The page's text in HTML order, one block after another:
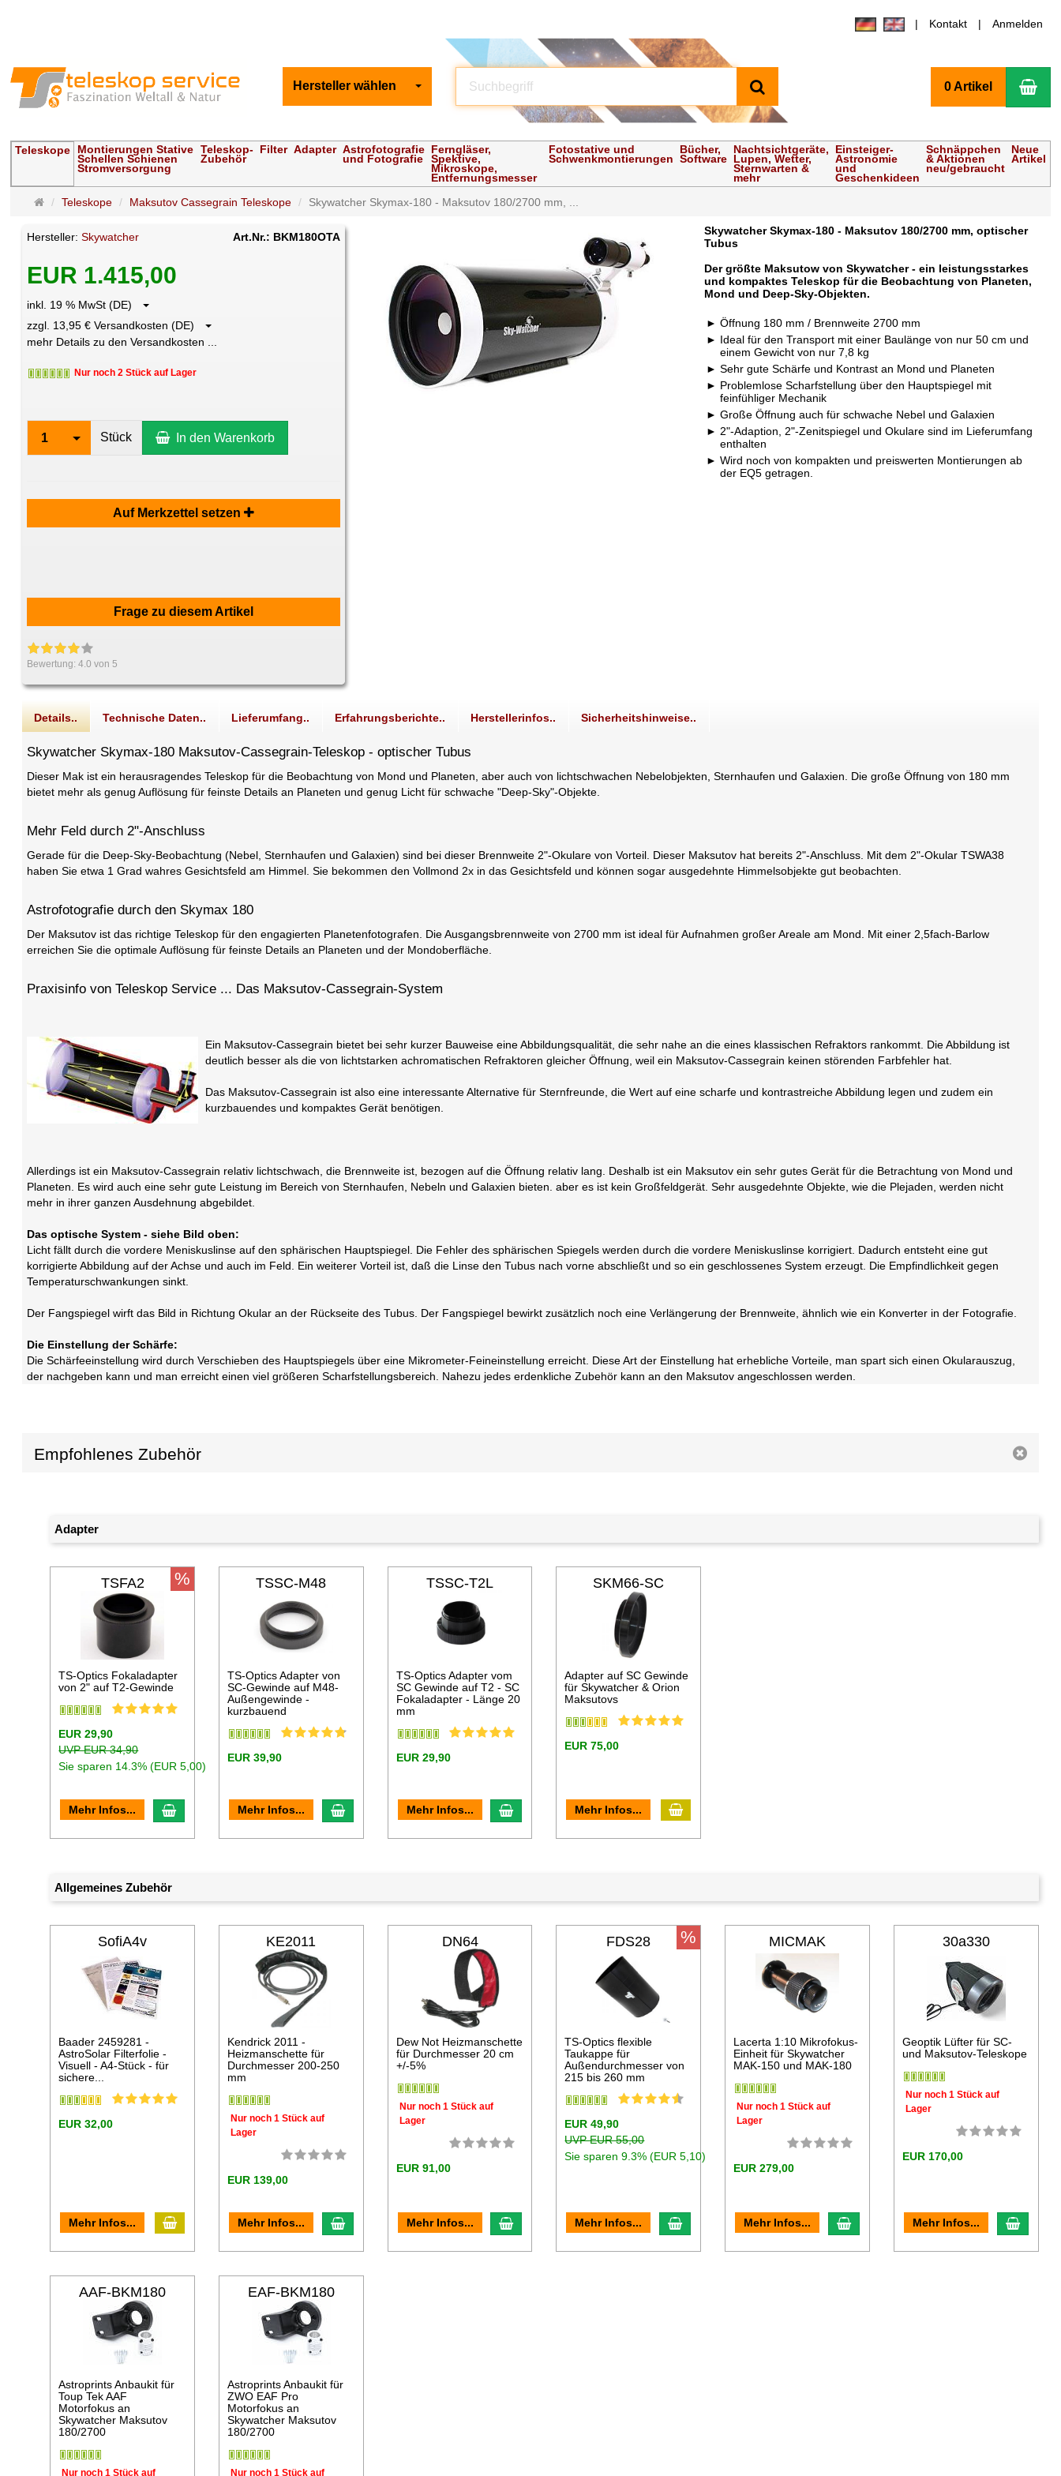
Kontakt Anmelden
Hersteller wählen 0 Artikel
Teleskope Montierungen Stative
Schellen Schienen
Stromversorgung
Teleskop-
Zubehör
Filter Adapter Astrofotografie
und Fotografie
Ferngläser,
Spektive,
Mikroskope,
Entfernungsmesser
Fotostative und
Schwenkmontierungen
Bücher,
Software
Nachtsichtgeräte,
Lupen, Wetter,
Sternwarten &
mehr
Einsteiger-
Astronomie
und
Geschenkideen
Schnäppchen
& Aktionen
neu/gebraucht
Neue
Artikel
Startseite
Teleskope Maksutov Cassegrain Teleskope Skywatcher Skymax-180 - Maksutov 180/2700 mm, ...
Hersteller:Skywatcher Art.Nr.: BKM180OTA
EUR 1.415,00
inkl. 19 % MwSt (DE)
zzgl. 13,95 € Versandkosten (DE)
mehr Details zu den Versandkosten ...
Nur noch 2 Stück auf Lager
1 Stück In den Warenkorb
Auf Merkzettel setzen
Frage zu diesem Artikel
Bewertung:4.0 von 5
Skywatcher Skymax-180 - Maksutov 180/2700 mm, optischer
Tubus
Der größte Maksutow von Skywatcher - ein leistungsstarkes
und kompaktes Teleskop für die Beobachtung von Planeten,
Mond und Deep-Sky-Objekten.
Öffnung 180 mm / Brennweite 2700 mm
Ideal für den Transport mit einer Baulänge von nur 50 cm und
einem Gewicht von nur 7,8 kg
Sehr gute Schärfe und Kontrast an Mond und Planeten
Problemlose Scharfstellung über den Hauptspiegel mit
feinfühliger Mechanik
Große Öffnung auch für schwache Nebel und Galaxien
2"-Adaption, 2"-Zenitspiegel und Okulare sind im Lieferumfang
enthalten
Wird noch von kompakten und preiswerten Montierungen ab
der EQ5 getragen.
Details.. Technische Daten.. Lieferumfang.. Erfahrungsberichte.. Herstellerinfos.. Sicherheitshinweise..
Skywatcher Skymax-180 Maksutov-Cassegrain-Teleskop - optischer Tubus
Dieser Mak ist ein herausragendes Teleskop für die Beobachtung von Mond und Planeten, aber auch von lichtschwachen Nebelobjekten, Sternhaufen und Galaxien. Die große Öffnung von 180 mm
bietet mehr als genug Auflösung für feinste Details an Planeten und genug Licht für schwache "Deep-Sky"-Objekte.
Mehr Feld durch 2"-Anschluss
Gerade für die Deep-Sky-Beobachtung (Nebel, Sternhaufen und Galaxien) sind bei dieser Brennweite 2"-Okulare von Vorteil. Dieser Maksutov hat bereits 2"-Anschluss. Mit dem 2"-Okular TSWA38
haben Sie etwa 1 Grad wahres Gesichtsfeld am Himmel. Sie bekommen den Vollmond 2x in das Gesichtsfeld und können sogar ausgedehnte Himmelsobjekte gut beobachten.
Astrofotografie durch den Skymax 180
Der Maksutov ist das richtige Teleskop für den engagierten Planetenfotografen. Die Ausgangsbrennweite von 2700 mm ist ideal für Aufnahmen großer Areale am Mond. Mit einer 2,5fach-Barlow
erreichen Sie die optimale Auflösung für feinste Details an Planeten und der Mondoberfläche.
Praxisinfo von Teleskop Service ... Das Maksutov-Cassegrain-System
Ein Maksutov-Cassegrain bietet bei sehr kurzer Bauweise eine Abbildungsqualität, die sehr nahe an die eines klassischen Refraktors rankommt. Die Abbildung ist
deutlich besser als die von lichtstarken achromatischen Refraktoren gleicher Öffnung, weil ein Maksutov-Cassegrain keinen störenden Farbfehler hat.
Das Maksutov-Cassegrain ist also eine interessante Alternative für Sternfreunde, die Wert auf eine scharfe und kontrastreiche Abbildung legen und zudem ein
kurzbauendes und kompaktes Gerät benötigen.
Allerdings ist ein Maksutov-Cassegrain relativ lichtschwach, die Brennweite ist, bezogen auf die Öffnung relativ lang. Deshalb ist ein Maksutov ein sehr gutes Gerät für die Betrachtung von Mond und
Planeten. Es wird auch eine sehr gute Leistung im Bereich von Sternhaufen, Nebeln und Galaxien bieten. aber es ist kein Großfeldgerät. Sehr ausgedehnte Objekte, wie die Plejaden, werden nicht
mehr in ihrer ganzen Ausdehnung abgebildet.
Das optische System - siehe Bild oben:
Licht fällt durch die vordere Meniskuslinse auf den sphärischen Hauptspiegel. Die Fehler des sphärischen Spiegels werden durch die vordere Meniskuslinse korrigiert. Dadurch entsteht eine gut
korrigierte Abbildung auf der Achse und auch im Feld. Ein weiterer Vorteil ist, daß die Linse den Tubus nach vorne abschließt und so ein geschlossenes System erzeugt. Die Empfindlichkeit gegen
Temperaturschwankungen sinkt.
Der Fangspiegel wirft das Bild in Richtung Okular an der Rückseite des Tubus. Der Fangspiegel bewirkt zusätzlich noch eine Verlängerung der Brennweite, ähnlich wie ein Konverter in der Fotografie.
Die Einstellung der Schärfe:
Die Schärfeeinstellung wird durch Verschieben des Hauptspiegels über eine Mikrometer-Feineinstellung erreicht. Diese Art der Einstellung hat erhebliche Vorteile, man spart sich einen Okularauszug,
der nachgeben kann und man erreicht einen viel größeren Scharfstellungsbereich. Nahezu jedes erdenkliche Zubehör kann an den Maksutov angeschlossen werden.
Empfohlenes Zubehör
Adapter
TSFA2
TS-Optics Fokaladapter
von 2" auf T2-Gewinde
EUR 29,90
UVP EUR 34,90
Sie sparen 14.3% (EUR 5,00)
Mehr Infos... In den Warenkorb
% TSSC-M48
TS-Optics Adapter von
SC-Gewinde auf M48-
Außengewinde -
kurzbauend
EUR 39,90
Mehr Infos... In den Warenkorb
TSSC-T2L
TS-Optics Adapter vom
SC Gewinde auf T2 - SC
Fokaladapter - Länge 20
mm
EUR 29,90
Mehr Infos... In den Warenkorb
SKM66-SC
Adapter auf SC Gewinde
für Skywatcher & Orion
Maksutovs
EUR 75,00
Mehr Infos... In den Warenkorb
Allgemeines Zubehör
SofiA4v
Baader 2459281 -
AstroSolar Filterfolie -
Visuell - A4-Stück - für
sichere...
EUR 32,00
Mehr Infos... In den Warenkorb
KE2011
Kendrick 2011 -
Heizmanschette für
Durchmesser 200-250
mm
Nur noch 1 Stück auf
Lager
EUR 139,00
Mehr Infos... In den Warenkorb
DN64
Dew Not Heizmanschette
für Durchmesser 20 cm
+/-5%
Nur noch 1 Stück auf
Lager
EUR 91,00
Mehr Infos... In den Warenkorb
FDS28
TS-Optics flexible
Taukappe für
Außendurchmesser von
215 bis 260 mm
EUR 49,90
UVP EUR 55,00
Sie sparen 9.3% (EUR 5,10)
Mehr Infos... In den Warenkorb
% MICMAK
Lacerta 1:10 Mikrofokus-
Einheit für Skywatcher
MAK-150 und MAK-180
Nur noch 1 Stück auf
Lager
EUR 279,00
Mehr Infos... In den Warenkorb
30a330
Geoptik Lüfter für SC-
und Maksutov-Teleskope
Nur noch 1 Stück auf
Lager
EUR 170,00
Mehr Infos... In den
AAF-BKM180
Astroprints Anbaukit für
Toup Tek AAF
Motorfokus an
Skywatcher Maksutov
180/2700
Nur noch 1 Stück auf
EAF-BKM180
Astroprints Anbaukit für
ZWO EAF Pro
Motorfokus an
Skywatcher Maksutov
180/2700
Nur noch 1 Stück auf